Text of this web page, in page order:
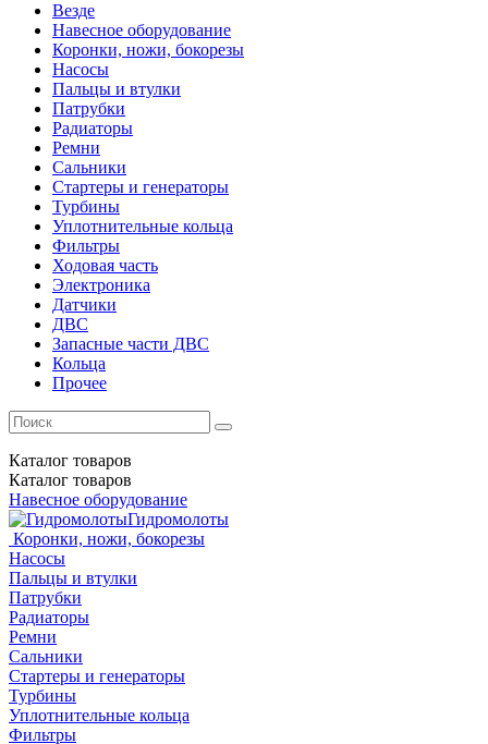
Везде
Навесное оборудование
Коронки, ножи, бокорезы
Насосы
Пальцы и втулки
Патрубки
Радиаторы
Ремни
Сальники
Стартеры и генераторы
Турбины
Уплотнительные кольца
Фильтры
Ходовая часть
Электроника
Датчики
ДВС
Запасные части ДВС
Кольца
Прочее
Каталог товаров
Каталог товаров
Навесное оборудование
Гидромолоты
Коронки, ножи, бокорезы
Насосы
Пальцы и втулки
Патрубки
Радиаторы
Ремни
Сальники
Стартеры и генераторы
Турбины
Уплотнительные кольца
Фильтры